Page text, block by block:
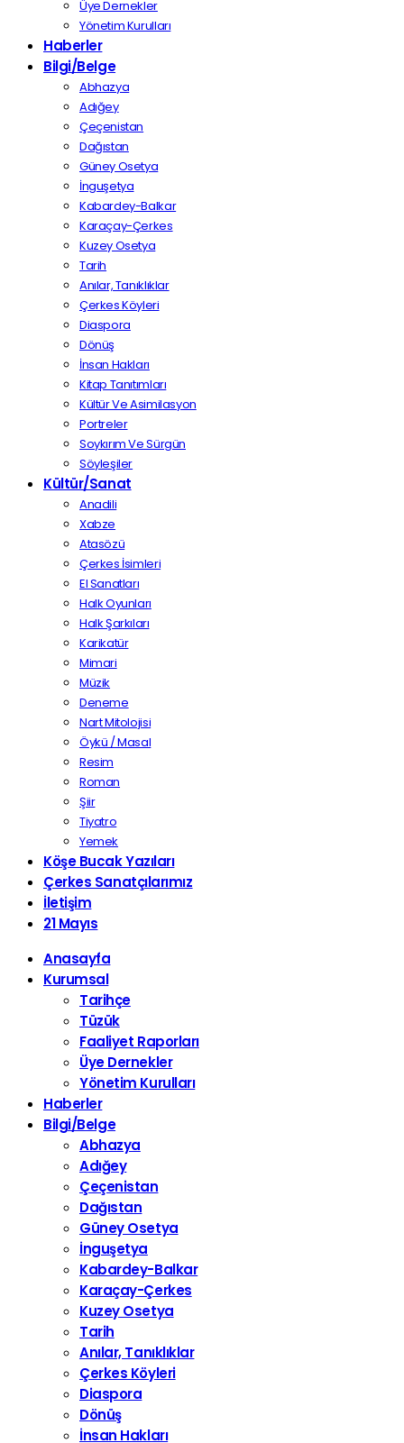
Üye Dernekler
Yönetim Kurulları
Haberler
Bilgi/Belge
Abhazya
Adığey
Çeçenistan
Dağıstan
Güney Osetya
İnguşetya
Kabardey-Balkar
Karaçay-Çerkes
Kuzey Osetya
Tarih
Anılar, Tanıklıklar
Çerkes Köyleri
Diaspora
Dönüş
İnsan Hakları
Kitap Tanıtımları
Kültür Ve Asimilasyon
Portreler
Soykırım Ve Sürgün
Söyleşiler
Kültür/Sanat
Anadili
Xabze
Atasözü
Çerkes İsimleri
El Sanatları
Halk Oyunları
Halk Şarkıları
Karikatür
Mimari
Müzik
Deneme
Nart Mitolojisi
Öykü / Masal
Resim
Roman
Şiir
Tiyatro
Yemek
Köşe Bucak Yazıları
Çerkes Sanatçılarımız
İletişim
21 Mayıs
Anasayfa
Kurumsal
Tarihçe
Tüzük
Faaliyet Raporları
Üye Dernekler
Yönetim Kurulları
Haberler
Bilgi/Belge
Abhazya
Adığey
Çeçenistan
Dağıstan
Güney Osetya
İnguşetya
Kabardey-Balkar
Karaçay-Çerkes
Kuzey Osetya
Tarih
Anılar, Tanıklıklar
Çerkes Köyleri
Diaspora
Dönüş
İnsan Hakları